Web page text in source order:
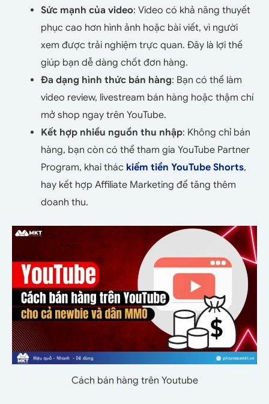
Sức mạnh của video: Video có khả năng thuyết
phục cao hơn hình ảnh hoặc bài viết, vì người
xem được trải nghiệm trực quan. Đây là lợi thế
giúp bạn dễ dàng chốt đơn hàng.
Đa dạng hình thức bán hàng: Bạn có thể làm
video review, livestream bán hàng hoặc thậm chí
mở shop ngay trên YouTube.
Kết hợp nhiều nguồn thu nhập: Không chỉ bán
hàng, bạn còn có thể tham gia YouTube Partner
Program, khai thác kiếm tiền YouTube Shorts,
hay kết hợp Affiliate Marketing để tăng thêm
doanh thu.
Cách bán hàng trên Youtube